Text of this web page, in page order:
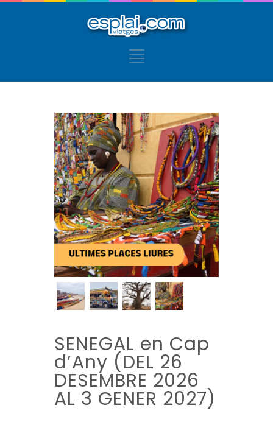
SENEGAL en Cap
d’Any (DEL 26
DESEMBRE 2026
AL 3 GENER 2027)